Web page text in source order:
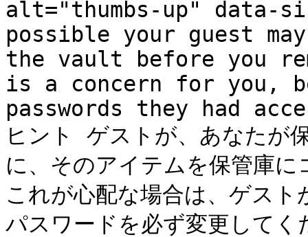
alt="thumbs-up" data-
possible your guest
the vault before you
is a concern for you,
passwords they had
ヒント ゲストが、あなたが
に、そのアイテムを保管庫
これが心配な場合は、ゲス
パスワードを必ず変更してく